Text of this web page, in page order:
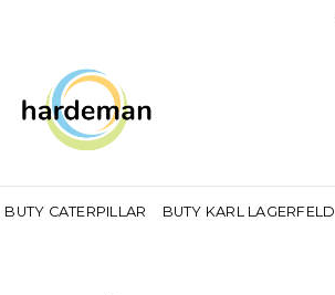
BUTY CATERPILLAR BUTY KARL LAGERFELD